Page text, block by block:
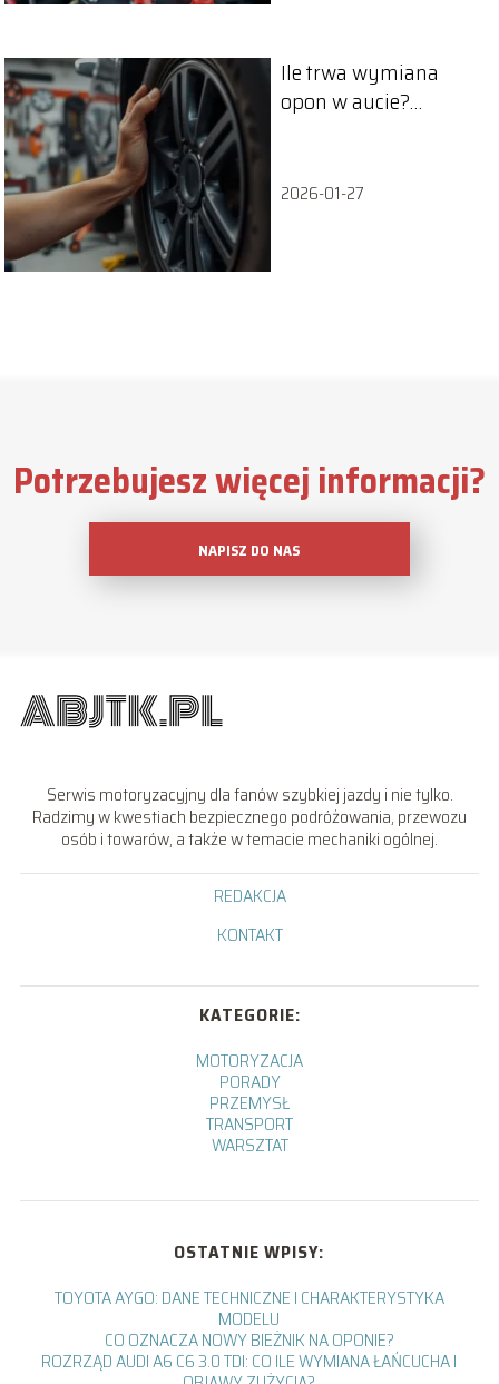
Ile trwa wymiana
opon w aucie?
2026-01-27
Potrzebujesz więcej informacji?
NAPISZ DO NAS
Serwis motoryzacyjny dla fanów szybkiej jazdy i nie tylko.
Radzimy w kwestiach bezpiecznego podróżowania, przewozu
osób i towarów, a także w temacie mechaniki ogólnej.
REDAKCJA
KONTAKT
KATEGORIE:
MOTORYZACJA
PORADY
PRZEMYSŁ
TRANSPORT
WARSZTAT
OSTATNIE WPISY:
TOYOTA AYGO: DANE TECHNICZNE I CHARAKTERYSTYKA
MODELU
CO OZNACZA NOWY BIEŻNIK NA OPONIE?
ROZRZĄD AUDI A6 C6 3.0 TDI: CO ILE WYMIANA ŁAŃCUCHA I